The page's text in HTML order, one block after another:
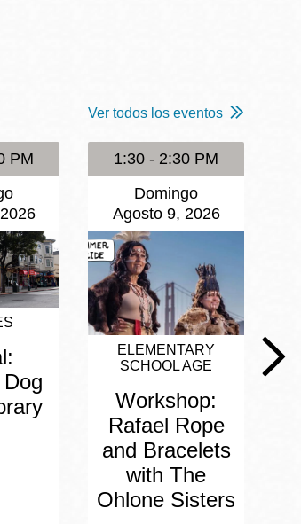
Ver todos los eventos
PM
1:30 - 2:30 PM
Domingo
Agosto 9, 2026
ELEMENTARY
SCHOOL AGE
Workshop:
Rafael Rope
and Bracelets
with The
Ohlone Sisters